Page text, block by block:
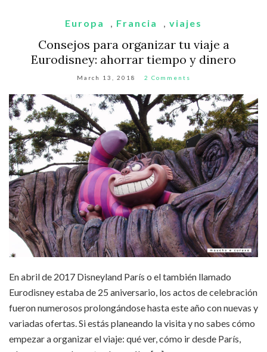
Europa , Francia , viajes
Consejos para organizar tu viaje a
Eurodisney: ahorrar tiempo y dinero
March 13, 2018 2 Comments
En abril de 2017 Disneyland París o el también llamado
Eurodisney estaba de 25 aniversario, los actos de celebración
fueron numerosos prolongándose hasta este año con nuevas y
variadas ofertas. Si estás planeando la visita y no sabes cómo
empezar a organizar el viaje: qué ver, cómo ir desde París,